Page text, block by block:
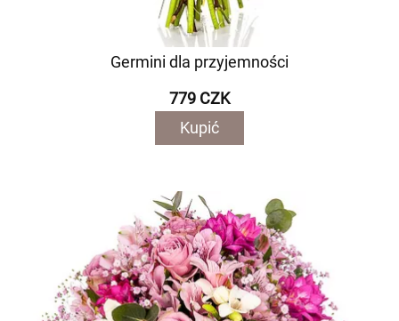
Germini dla przyjemności
779 CZK
Kupić